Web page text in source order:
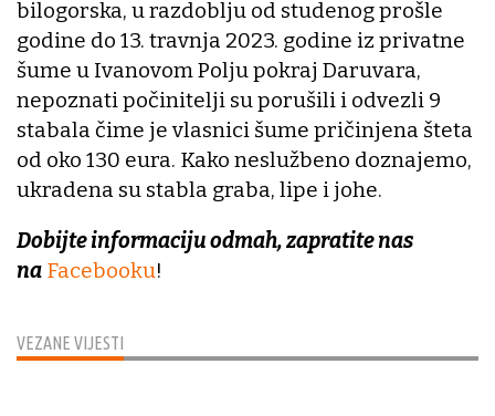
VEZANE VIJESTI
bilogorska, u razdoblju od studenog prošle
godine do 13. travnja 2023. godine iz privatne
šume u Ivanovom Polju pokraj Daruvara,
nepoznati počinitelji su porušili i odvezli 9
stabala čime je vlasnici šume pričinjena šteta
od oko 130 eura. Kako neslužbeno doznajemo,
ukradena su stabla graba, lipe i johe.
Dobijte informaciju odmah, zapratite nas
na Facebooku!